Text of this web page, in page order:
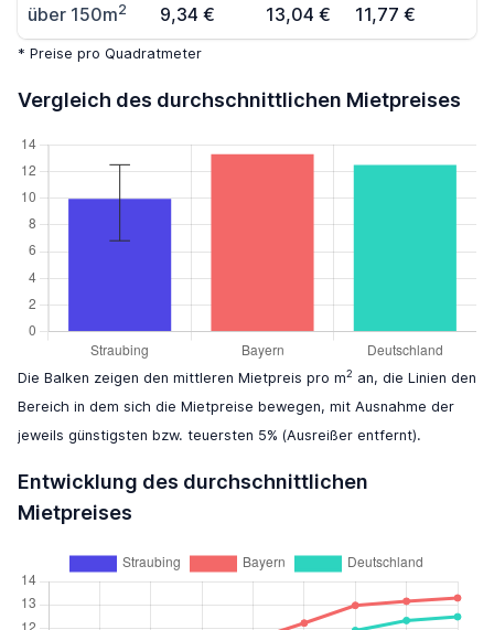
über 150m2 9,34 € 13,04 € 11,77 €
* Preise pro Quadratmeter
Vergleich des durchschnittlichen Mietpreises
Die Balken zeigen den mittleren Mietpreis pro m2 an, die Linien den
Bereich in dem sich die Mietpreise bewegen, mit Ausnahme der
jeweils günstigsten bzw. teuersten 5% (Ausreißer entfernt).
Entwicklung des durchschnittlichen
Mietpreises